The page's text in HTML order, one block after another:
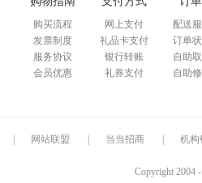
购买流程
发票制度
服务协议
会员优惠
网上支付
礼品卡支付
银行转账
礼券支付
配送
订单
自助
自助
网站联盟 当当招商 机构
Copyright 2004